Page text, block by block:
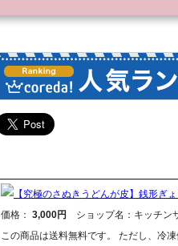
【究極のさぬきうどんが皮】銭形ぎょ
価格： 3,000円
ショップ名：キッチン
この商品は送料無料です。 ただし、冷